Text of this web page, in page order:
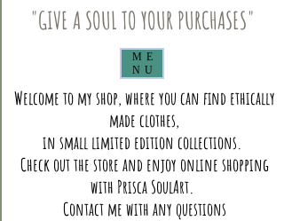
ME
NU
"GIVE A SOUL TO YOUR PURCHASES"
Welcome to my shop, where you can find ethically
made clothes,
in small limited edition collections.
Check out the store and enjoy online shopping
with Prisca SoulArt.
Contact me with any questions